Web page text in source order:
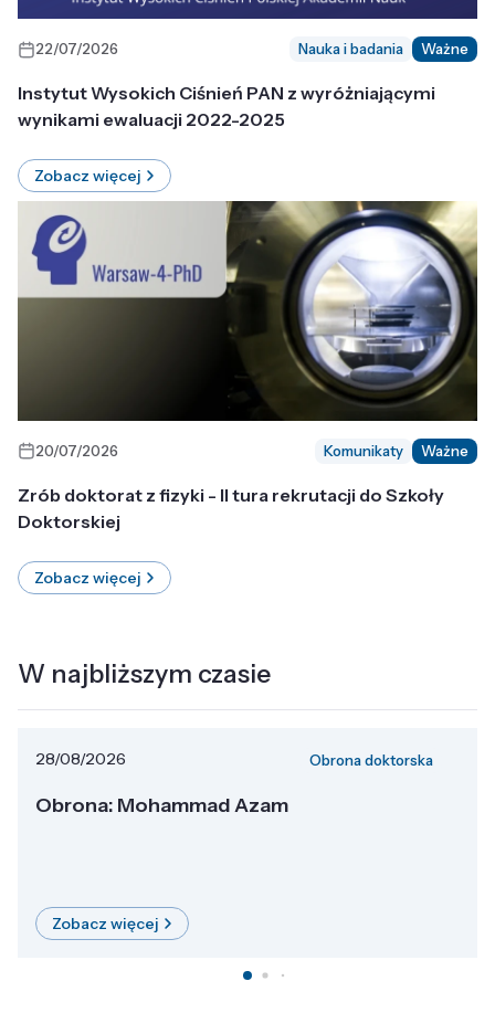
22/07/2026 Nauka i badania Ważne
Instytut Wysokich Ciśnień PAN z wyróżniającymi
wynikami ewaluacji 2022-2025
Zobacz więcej
20/07/2026 Komunikaty Ważne
Zrób doktorat z fizyki - II tura rekrutacji do Szkoły
Doktorskiej
Zobacz więcej
W najbliższym czasie
28/08/2026 Obrona doktorska
Obrona: Mohammad Azam
Zobacz więcej